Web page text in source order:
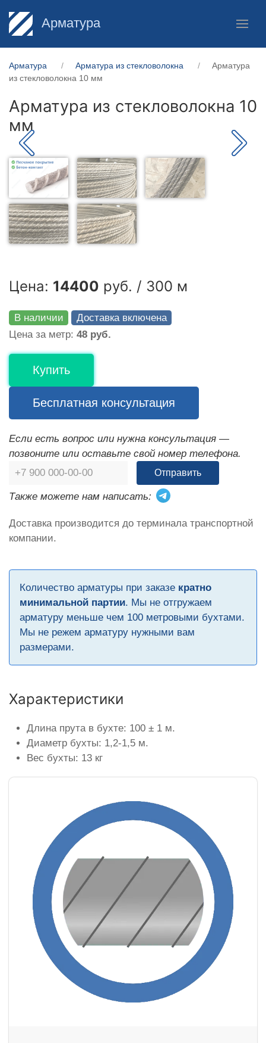
Арматура
Арматура Арматура из стекловолокна
Арматура
из стекловолокна 10 мм
Арматура из стекловолокна 10
мм
Цена: 14400 руб. / 300 м
В наличии
Доставка включена
Цена за метр: 48 руб.
Купить
Бесплатная консультация
Если есть вопрос или нужна консультация —
позвоните или оставьте свой номер телефона.
Отправить
Также можете нам написать:
Доставка производится до терминала транспортной
компании.
Количество арматуры при заказе кратно
минимальной партии. Мы не отгружаем
арматуру меньше чем 100 метровыми бухтами.
Мы не режем арматуру нужными вам
размерами.
Характеристики
Длина прута в бухте: 100 ± 1 м.
Диаметр бухты: 1,2-1,5 м.
Вес бухты: 13 кг